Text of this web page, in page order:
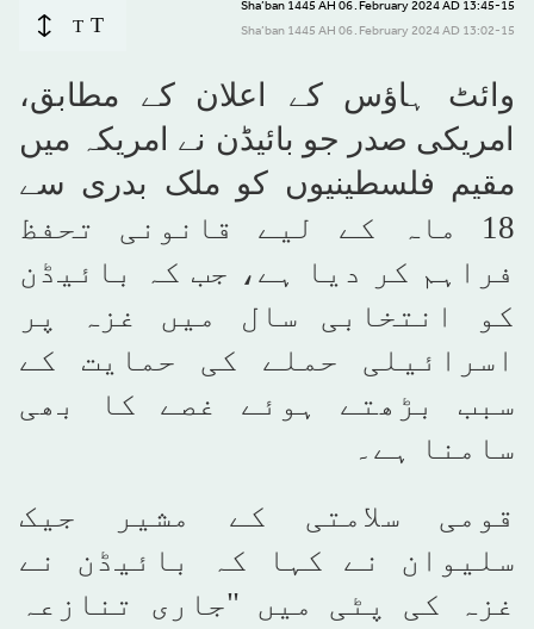
13:45-15 February 2024 AD ـ 06 Sha’ban 1445 AH
13:02-15 February 2024 AD ـ 06 Sha’ban 1445 AH
T
T
وائٹ ہاؤس کے اعلان کے مطابق،
امریکی صدر جو بائیڈن نے امریکہ میں
مقیم فلسطینیوں کو ملک بدری سے
18 ماہ کے لیے قانونی تحفظ
فراہم کر دیا ہے، جب کہ بائیڈن
کو انتخابی سال میں غزہ پر
اسرائیلی حملے کی حمایت کے
سبب بڑھتے ہوئے غصے کا بھی
سامنا ہے۔
قومی سلامتی کے مشیر جیک
سلیوان نے کہا کہ بائیڈن نے
غزہ کی پٹی میں "جاری تنازعہ